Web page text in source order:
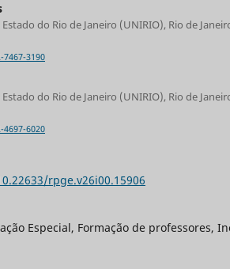
do Rio de Janeiro (UNIRIO), Rio de
3190
do Rio de Janeiro (UNIRIO), Rio de
6020
rpge.v26i00.15906
Especial, Formação de professores,